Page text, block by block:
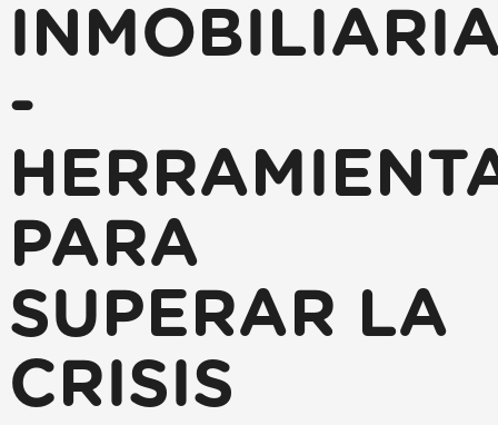
-
PARA
SUPERAR LA
CRISIS